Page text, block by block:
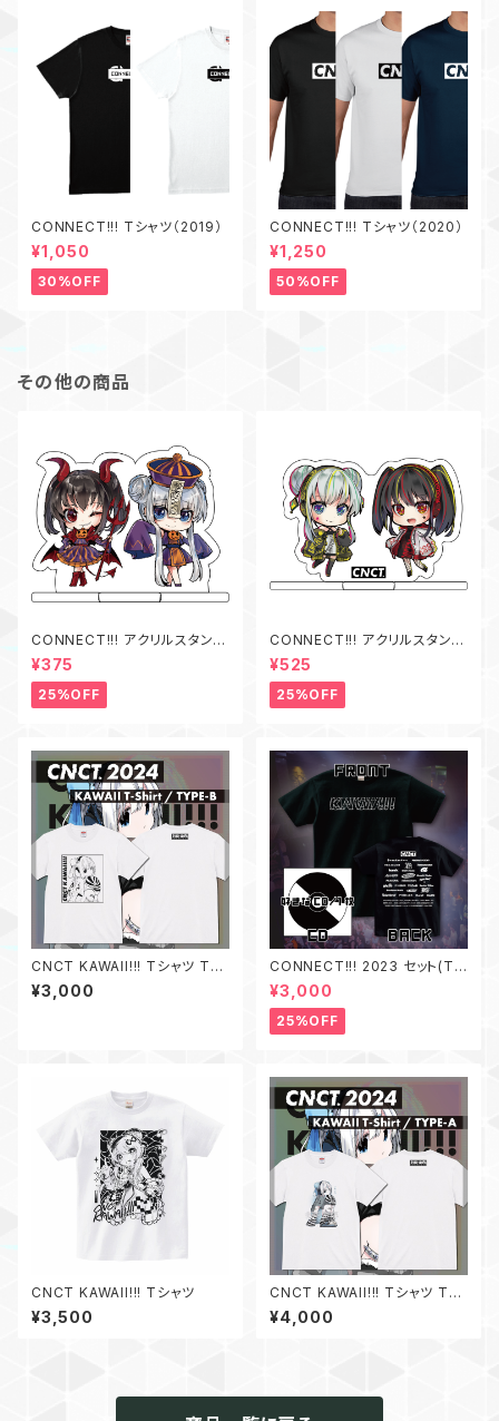
CONNECT!!! Tシャツ（2019）
¥1,050
30%OFF
CONNECT!!! Tシャツ（2020）
¥1,250
50%OFF
その他の商品
CONNECT!!! アクリルスタンド
ハロウィン.Ver
¥375
25%OFF
CONNECT!!! アクリルスタンド
AINU.Ver
¥525
25%OFF
CNCT KAWAII!!! Tシャツ TY
PE-B
¥3,000
CONNECT!!! 2023 セット(Tシ
ャツ + CD)
¥3,000
25%OFF
CNCT KAWAII!!! Tシャツ
¥3,500
CNCT KAWAII!!! Tシャツ TY
PE-A
¥4,000